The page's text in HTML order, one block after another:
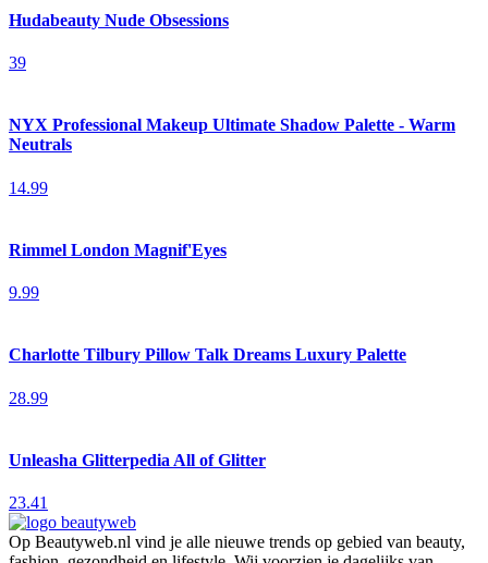
Hudabeauty Nude Obsessions
39
NYX Professional Makeup Ultimate Shadow Palette - Warm
Neutrals
14.99
Rimmel London Magnif'Eyes
9.99
Charlotte Tilbury Pillow Talk Dreams Luxury Palette
28.99
Unleasha Glitterpedia All of Glitter
23.41
Op Beautyweb.nl vind je alle nieuwe trends op gebied van beauty,